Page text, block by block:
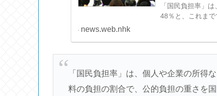
「国民負担率」
48％と、これま
news.web.nhk
「国民負担率」は、個人や企業の所得
料の負担の割合で、公的負担の重さを